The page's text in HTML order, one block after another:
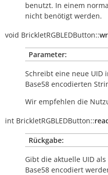
benutzt. In einem
nicht benötigt werden.
void BrickletRGBLEDButton::
Parameter:
Schreibt eine neue UID
Base58 encodierten
Wir empfehlen die
int BrickletRGBLEDButton::
Rückgabe:
Gibt die aktuelle UID
Base58 encodiert